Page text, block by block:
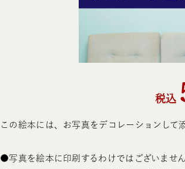
税込
この絵本には、お写真をデコレーションして
●写真を絵本に印刷するわけではございません